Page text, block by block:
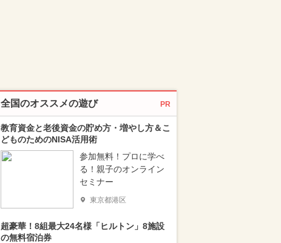
全国のオススメの遊び PR
教育資金と老後資金の貯め方・増やし方＆こ
どものためのNISA活用術
参加無料！プロに学べ
る！親子のオンライン
セミナー
東京都港区
超豪華！8組最大24名様「ヒルトン」8施設
の無料宿泊券